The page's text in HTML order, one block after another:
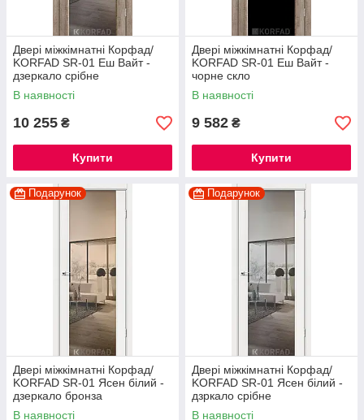
Двері міжкімнатні Корфад/
KORFAD SR-01 Еш Вайт -
дзеркало срібне
В наявності
10 255 ₴
Купити
Двері міжкімнатні Корфад/
KORFAD SR-01 Еш Вайт -
чорне скло
В наявності
9 582 ₴
Купити
Подарунок
Двері міжкімнатні Корфад/
KORFAD SR-01 Ясен білий -
дзеркало бронза
В наявності
Подарунок
Двері міжкімнатні Корфад/
KORFAD SR-01 Ясен білий -
дзркало срібне
В наявності